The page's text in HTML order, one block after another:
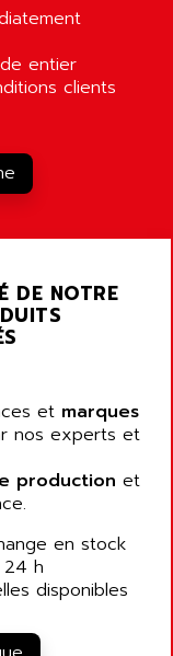
entier
clients
DE NOTRE
et marques
nos experts et
production et
en stock
h
disponibles